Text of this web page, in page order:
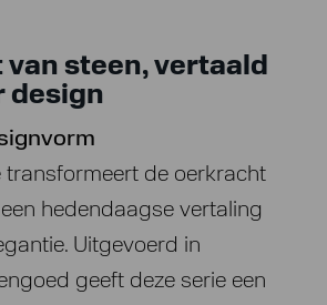
van steen, vertaald
design
transformeert de oerkracht
hedendaagse vertaling
Uitgevoerd in
geeft deze serie een